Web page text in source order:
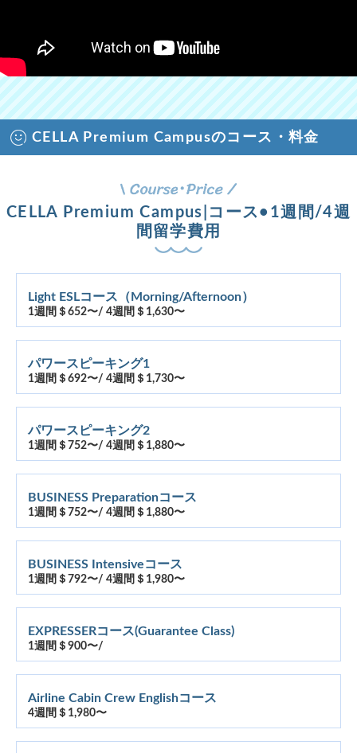
CELLA Premium Campusのコース・料金
CELLA Premium Campus|コース•1週間/4週
間留学費用
Light ESLコース（Morning/Afternoon）
1週間＄652〜/ 4週間＄1,630〜
パワースピーキング1
1週間＄692〜/ 4週間＄1,730〜
パワースピーキング2
1週間＄752〜/ 4週間＄1,880〜
BUSINESS Preparationコース
1週間＄752〜/ 4週間＄1,880〜
BUSINESS Intensiveコース
1週間＄792〜/ 4週間＄1,980〜
EXPRESSERコース(Guarantee Class)
1週間＄900〜/
Airline Cabin Crew Englishコース
4週間＄1,980〜